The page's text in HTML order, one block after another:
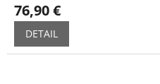
76,90 €
DETAIL